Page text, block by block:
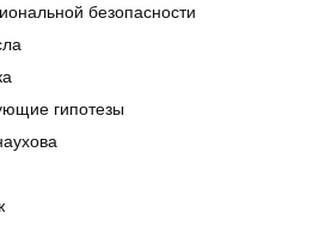
безопасности
гипотезы